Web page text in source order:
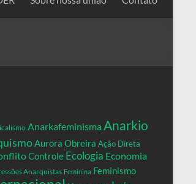
Anarkafeminisma Anarkio
Aurora Obreira Ação Direta
Controle Ecologia Economia
Anarquistas Feminina Feminismo